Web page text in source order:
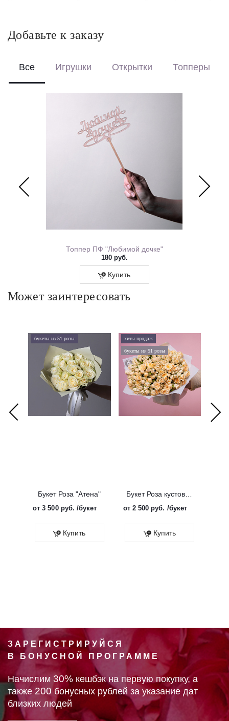
Перевяжем лентой – идеальный минималистичный вариант
Добавьте к заказу
Все Игрушки Открытки Топперы
Топпер ПФ "Любимой дочке"
180 руб.
Купить
Может заинтересовать
букеты из 51 розы
Букет Роза "Атена"
от3 500 руб. /букет
Купить
хиты продаж
букеты из 51 розы
Букет Роза кустовая "Солинеро"
от 2 500 руб. /букет
Купить
ЗАРЕГИСТРИРУЙСЯ
В БОНУСНОЙ ПРОГРАММЕ
Начислим 30% кешбэк на первую покупку, а
также 200 бонусных рублей за указание дат
близких людей